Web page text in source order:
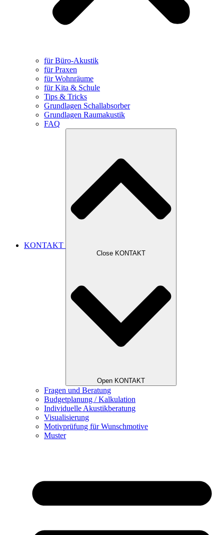
für Büro-Akustik
für Praxen
für Wohnräume
für Kita & Schule
Tips & Tricks
Grundlagen Schallabsorber
Grundlagen Raumakustik
FAQ
KONTAKT
Close KONTAKT
Open KONTAKT
Fragen und Beratung
Budgetplanung / Kalkulation
Individuelle Akustikberatung
Visualisierung
Motivprüfung für Wunschmotive
Muster